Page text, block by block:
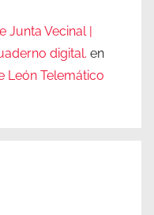
Vecinal |
digital. en
León Telemático